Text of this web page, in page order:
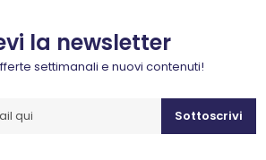
la newsletter
settimanali e nuovi contenuti!
Sottoscrivi